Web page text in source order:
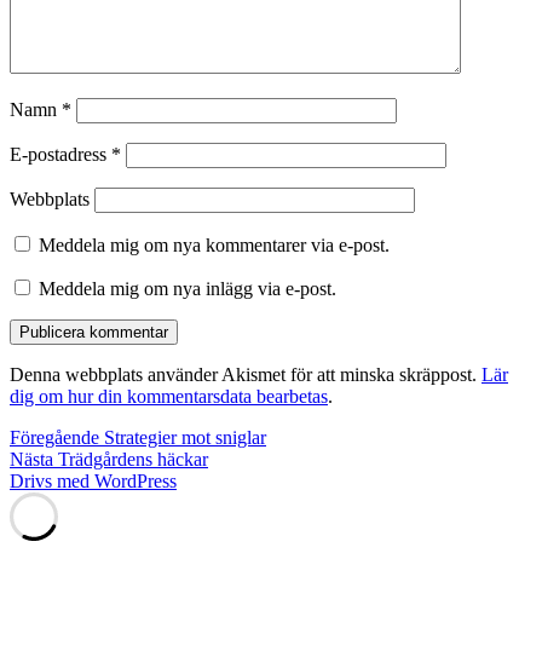
Namn *
E-postadress *
Webbplats
Meddela mig om nya kommentarer via e-post.
Meddela mig om nya inlägg via e-post.
Denna webbplats använder Akismet för att minska skräppost. Lär
dig om hur din kommentarsdata bearbetas.
Inläggsnavigering
Föregående Föregående
inlägg:
Strategier mot sniglar
Nästa Nästa
inlägg:
Trädgårdens häckar
Drivs med WordPress